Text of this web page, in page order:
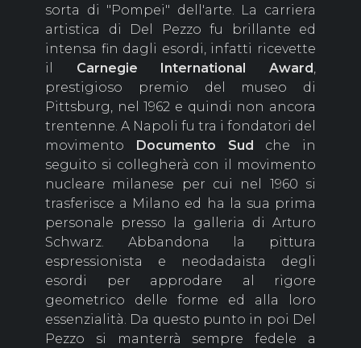
sorta di "Pompei" dell'arte. La carriera
artistica di Del Pezzo fu brillante ed
intensa fin dagli esordi, infatti ricevette
il Carnegie International Award,
prestigioso premio del museo di
Pittsburg, nel 1962 e quindi non ancora
trentenne. A Napoli fu tra i fondatori del
movimento Documento Sud che in
seguito si collegherà con il movimento
nucleare milanese per cui nel 1960 si
trasferisce a Milano ed ha la sua prima
personale presso la galleria di Arturo
Schwarz. Abbandona la pittura
espressionista e neodadaista degli
esordi per approdare al rigore
geometrico delle forme ed alla loro
essenzialità. Da questo punto in poi Del
Pezzo si manterrà sempre fedele a